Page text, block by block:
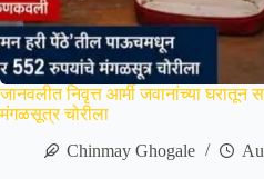
जानवलीत निवृत्त आर्मी जवानांच्या घरातून
मंगळसूत्र चोरीला
Chinmay Ghogale